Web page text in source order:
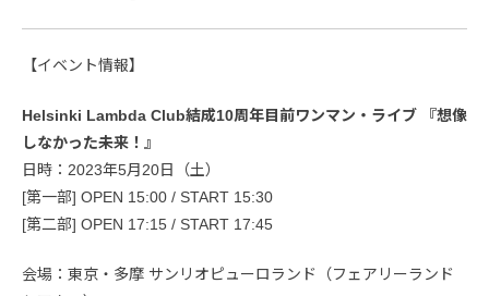
【イベント情報】
Helsinki Lambda Club結成10周年目前ワンマン・ライブ 『想像
しなかった未来！』
日時：2023年5月20日（土）
[第一部] OPEN 15:00 / START 15:30
[第二部] OPEN 17:15 / START 17:45
会場：東京・多摩 サンリオピューロランド（フェアリーランド